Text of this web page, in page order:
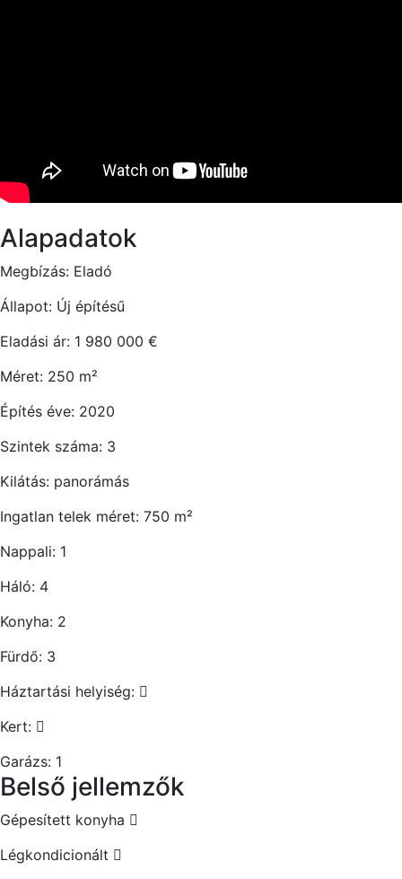
Alapadatok
Megbízás: Eladó
Állapot: Új építésű
Eladási ár: 1 980 000 €
Méret: 250 m²
Építés éve: 2020
Szintek száma: 3
Kilátás: panorámás
Ingatlan telek méret: 750 m²
Nappali: 1
Háló: 4
Konyha: 2
Fürdő: 3
Háztartási helyiség:
Kert:
Garázs: 1
Belső jellemzők
Gépesített konyha
Légkondicionált